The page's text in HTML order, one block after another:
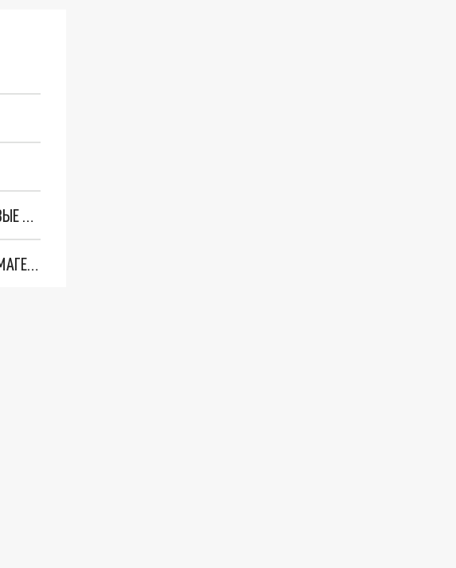
"ОЧЕНЬ ПЛОХИЕ НОВОСТИ": БОЛЬШАЯ ОШИБКА PALANTIR В РОССИИ. СТРАНЫ НАТО ВПЕРВЫЕ ЗА СВО ОСТАНОВИЛИ ПОСТАВКИ ОРУЖИЯ. ВСУ ТЕРЯЮТ ПРИГРАНИЧЬЕ?
ТРИ ГЛАВНЫХ ИНСАЙДА ОБ СВО. ОТМЕНА МОБИЛИЗАЦИИ И ВОЗВРАЩЕНИЕ "ГЕНЕРАЛА АРМАГЕДДОНА"? ОТЛИЧНЫЕ НОВОСТИ, КОТОРЫЕ ЖДАЛИ ВСЕ